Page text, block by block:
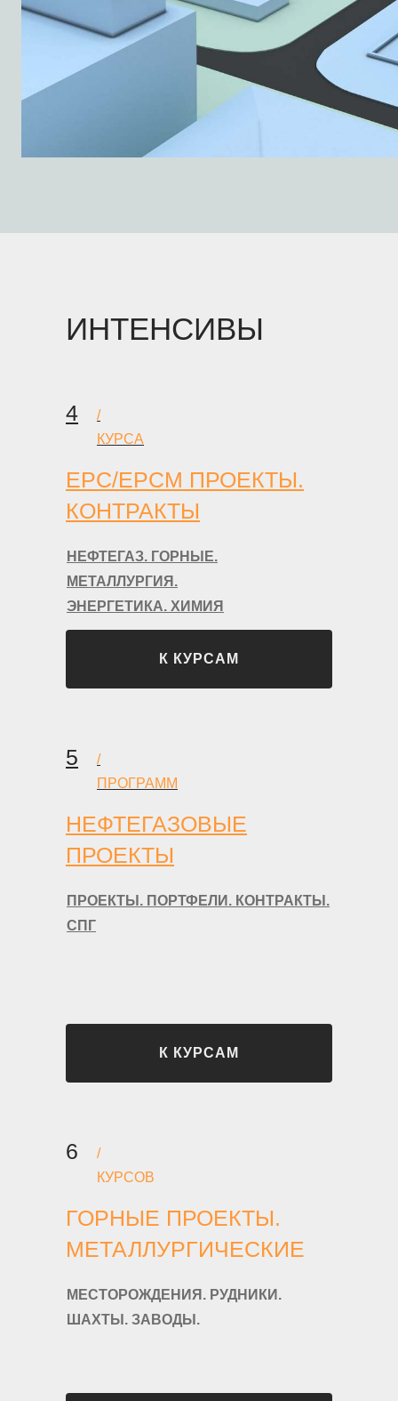
ИНТЕНСИВЫ
EPC/EPCM ПРОЕКТЫ.
КОНТРАКТЫ
/
КУРСА
НЕФТЕГАЗ. ГОРНЫЕ.
МЕТАЛЛУРГИЯ.
ЭНЕРГЕТИКА. ХИМИЯ
К КУРСАМ
4
НЕФТЕГАЗОВЫЕ
ПРОЕКТЫ
/
ПРОГРАММ
ПРОЕКТЫ. ПОРТФЕЛИ. КОНТРАКТЫ.
СПГ
К КУРСАМ
5
ГОРНЫЕ ПРОЕКТЫ.
МЕТАЛЛУРГИЧЕСКИЕ
/
КУРСОВ
МЕСТОРОЖДЕНИЯ. РУДНИКИ.
ШАХТЫ. ЗАВОДЫ.
6